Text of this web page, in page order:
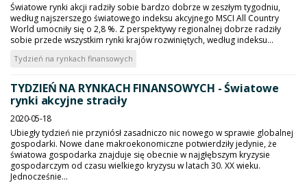
Światowe rynki akcji radziły sobie bardzo dobrze w zeszłym tygodniu,
według najszerszego światowego indeksu akcyjnego MSCI All Country
World umocniły się o 2,8 %. Z perspektywy regionalnej dobrze radziły
sobie przede wszystkim rynki krajów rozwiniętych, według indeksu...
Tydzień na rynkach finansowych
TYDZIEŃ NA RYNKACH FINANSOWYCH - Światowe
rynki akcyjne straciły
2020-05-18
Ubiegły tydzień nie przyniósł zasadniczo nic nowego w sprawie globalnej
gospodarki. Nowe dane makroekonomiczne potwierdziły jedynie, że
światowa gospodarka znajduje się obecnie w najgłębszym kryzysie
gospodarczym od czasu wielkiego kryzysu w latach 30. XX wieku.
Jednocześnie...